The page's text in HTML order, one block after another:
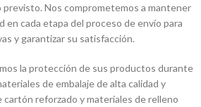
Nos comprometemos a mantener
en cada etapa del proceso de envío para
y garantizar su satisfacción.
la protección de sus productos durante
de embalaje de alta calidad y
reforzado y materiales de relleno